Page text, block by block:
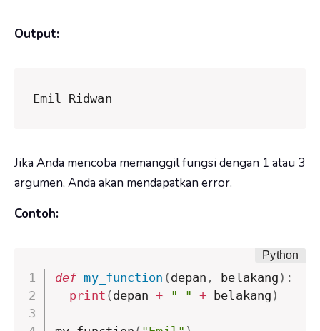
Output:
Emil Ridwan
Jika Anda mencoba memanggil fungsi dengan 1 atau 3
argumen, Anda akan mendapatkan error.
Contoh:
def my_function ( depan , belakang ) :
print ( depan + " " + belakang )